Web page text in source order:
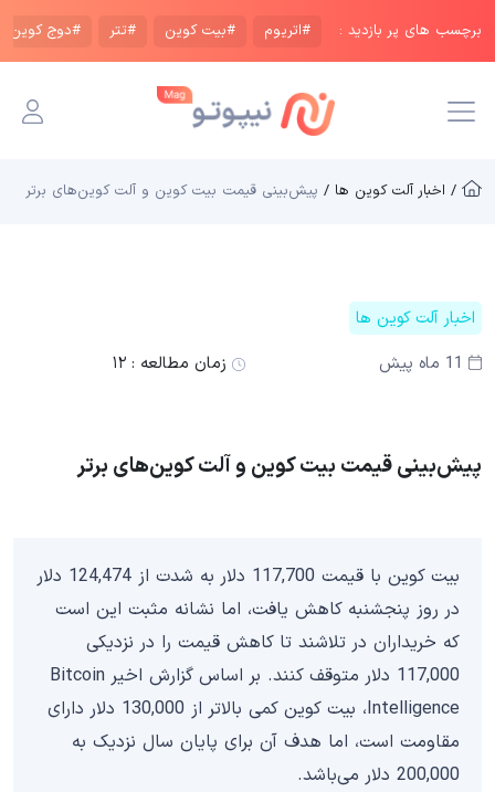
برچسب های پر بازدید : #اتریوم #بیت کوین #تتر #دوج کوین
/ اخبار آلت کوین ها / پیش‌بینی قیمت‌ بیت کوین و آلت کوین‌های برتر
اخبار آلت کوین ها
11 ماه پیش
زمان مطالعه : ۱۲
پیش‌بینی قیمت‌ بیت کوین و آلت کوین‌های برتر
بیت‌ کوین با قیمت 117,700 دلار به شدت از 124,474 دلار
در روز پنجشنبه کاهش یافت، اما نشانه مثبت این است
که خریداران در تلاشند تا کاهش قیمت را در نزدیکی
117,000 دلار متوقف کنند. بر اساس گزارش اخیر Bitcoin
Intelligence، بیت کوین کمی بالاتر از 130,000 دلار دارای
مقاومت است، اما هدف آن برای پایان سال نزدیک به
200,000 دلار می‌باشد.